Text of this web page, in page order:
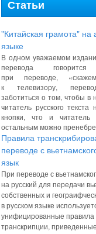
Статьи
"Китайская грамота" на
языке
В одном уважаемом
перевода
при переводе,
«
к телевизору,
заботиться о том, чтобы в
читатель русского
кнопки, что и
остальным можно
Правила
переводе с
язык
При переводе с
на русский для передачи
собственных и
в русском языке
унифицированные правила
транскрипции,